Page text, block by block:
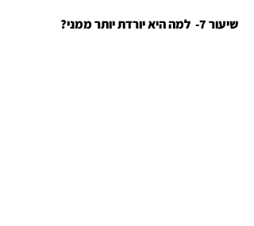
?שיעור 7- למה היא יורדת יותר ממני